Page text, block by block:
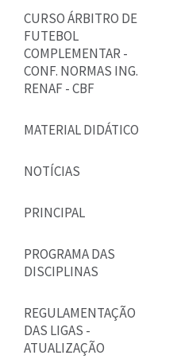
CURSO ÁRBITRO DE
FUTEBOL
COMPLEMENTAR -
CONF. NORMAS ING.
RENAF - CBF
MATERIAL DIDÁTICO
NOTÍCIAS
PRINCIPAL
PROGRAMA DAS
DISCIPLINAS
REGULAMENTAÇÃO
DAS LIGAS -
ATUALIZAÇÃO